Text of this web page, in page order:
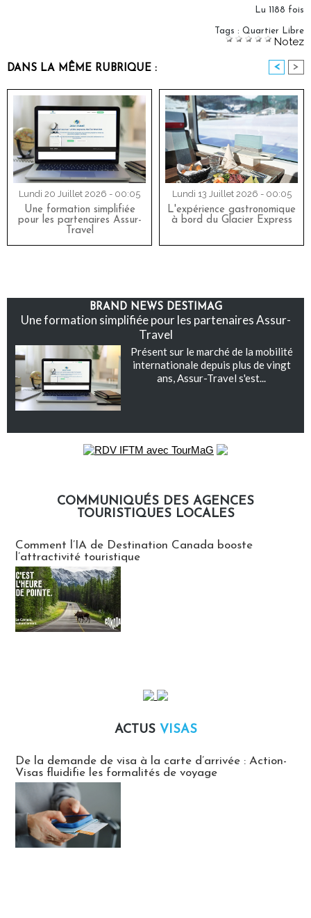
Lu 1188 fois
Tags : Quartier Libre
Notez
DANS LA MÊME RUBRIQUE : < >
Lundi 20 Juillet 2026 - 00:05
Une formation simplifiée
pour les partenaires Assur-
Travel
Lundi 13 Juillet 2026 - 00:05
L'expérience gastronomique
à bord du Glacier Express
BRAND NEWS DESTIMAG
Une formation simplifiée pour les partenaires Assur-
Travel
Présent sur le marché de la mobilité
internationale depuis plus de vingt
ans, Assur-Travel s'est...
COMMUNIQUÉS DES AGENCES
TOURISTIQUES LOCALES
Comment l’IA de Destination Canada booste
l’attractivité touristique
ACTUS VISAS
De la demande de visa à la carte d’arrivée : Action-
Visas fluidifie les formalités de voyage